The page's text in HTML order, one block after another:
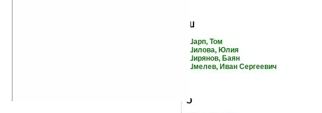
Ш
Шарп, Том
Шилова, Юлия
Ширянов, Баян
Шмелев, Иван Сергеевич
Э